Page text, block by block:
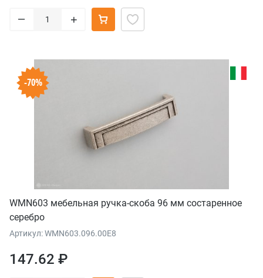
– +
-70%
WMN603 мебельная ручка-скоба 96 мм состаренное
серебро
Артикул: WMN603.096.00E8
147.62 ₽